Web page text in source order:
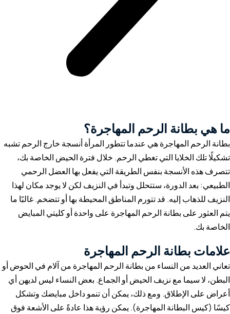
ما هي بطانة الرحم المهاجرة؟
بطانة الرحم المهاجرة هي عندما تتطور المرأة أنسجة خارج الرحم تشبه
تشكيلًا تلك الخلايا التي تغطي الرحم. خلال فترة الحيض الخاصة بك،
تتصرف هذه الأنسجة بنفس الطريقة التي يفعل بها العضل الرحمي
الطبيعي: بعد الدورة، ستتحلل وتبدأ في النزيف لكن لا يوجد مكان لهذا
النزيف للذهاب إليه. قد تتورم المناطق المحيطة بها أو تتضخم. غالبًا ما
يتم العثور على بطانة الرحم المهاجرة على واحدة أو كليتي المبايض
الخاصة بك.
علامات بطانة الرحم المهاجرة
تعاني العديد من النساء من بطانة الرحم المهاجرة من آلام في الحوض أو
البطن، لا سيما مع نزيف الحيض أو الجماع. بعض النساء ليس لديهن أي
أعراض على الإطلاق. ومع ذلك، يمكن أن تنمو داخل مبايضك وتشكل
كيسًا (كيس البطانة المهاجرة). يمكن رؤية هذا عادةً على الأشعة فوق